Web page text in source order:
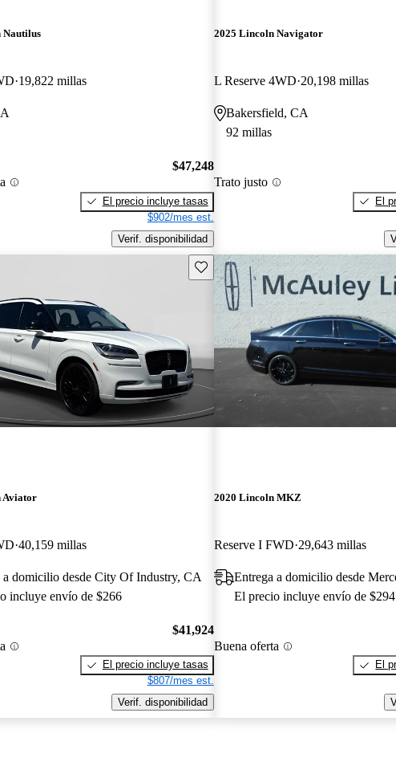
Nautilus
19,822 millas
$47,248
El precio incluye tasas
$902/mes est.
Verif. disponibilidad
2025 Lincoln Navigator
L Reserve 4WD 20,198 millas
Bakersfield, CA
92 millas
Trato justo
El
Guarda este Aviso
Aviator
40,159 millas
a domicilio desde City Of Industry, CA
incluye envío de $266
$41,924
El precio incluye tasas
$807/mes est.
Verif. disponibilidad
2020 Lincoln MKZ
Reserve I FWD 29,643 millas
Entrega a domicilio desde
El precio incluye envío de $294
Buena oferta
El